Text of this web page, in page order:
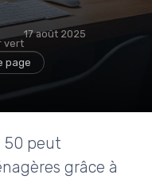
vert
17 août 2025
page
50 peut
grâce à